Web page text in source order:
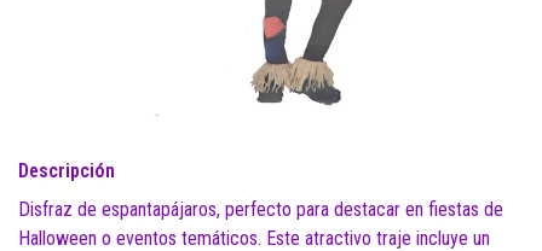
Descripción
Disfraz de espantapájaros, perfecto para destacar en fiestas de
Halloween o eventos temáticos. Este atractivo traje incluye un